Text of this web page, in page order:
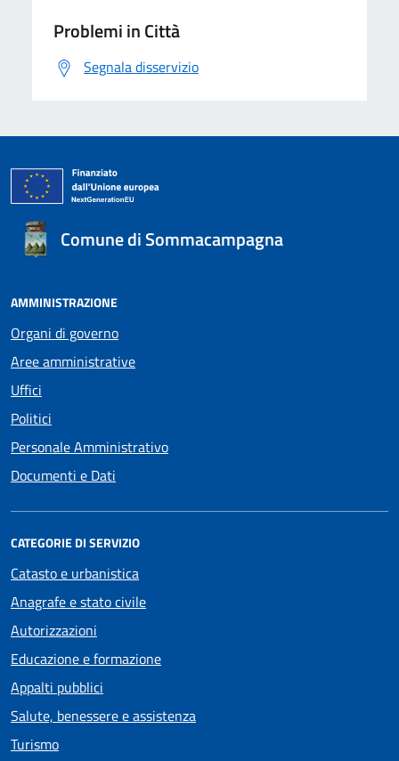
Problemi in Città
Segnala disservizio
Comune di Sommacampagna
AMMINISTRAZIONE
Organi di governo
Aree amministrative
Uffici
Politici
Personale Amministrativo
Documenti e Dati
CATEGORIE DI SERVIZIO
Catasto e urbanistica
Anagrafe e stato civile
Autorizzazioni
Educazione e formazione
Appalti pubblici
Salute, benessere e assistenza
Turismo